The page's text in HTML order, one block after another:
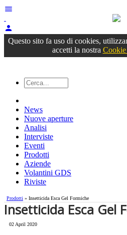
menu
person
Questo sito fa uso di cookies,
accetti la nostra
News
Nuove aperture
Analisi
Interviste
Eventi
Prodotti
Aziende
Volantini GDS
Riviste
Prodotti » Insetticida Esca Gel Formiche
Insetticida Esca Gel
02 April 2020